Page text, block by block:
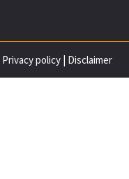
Privacy policy| Disclaimer